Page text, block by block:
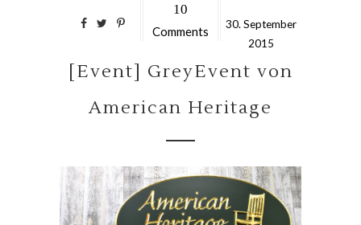
10
Comments 30.September
2015
[Event] GreyEvent von
American Heritage